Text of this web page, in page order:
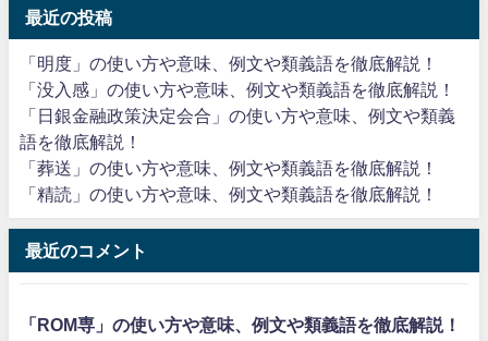
最近の投稿
「明度」の使い方や意味、例文や類義語を徹底解説！
「没入感」の使い方や意味、例文や類義語を徹底解説！
「日銀金融政策決定会合」の使い方や意味、例文や類義
語を徹底解説！
「葬送」の使い方や意味、例文や類義語を徹底解説！
「精読」の使い方や意味、例文や類義語を徹底解説！
最近のコメント
「ROM専」の使い方や意味、例文や類義語を徹底解説！